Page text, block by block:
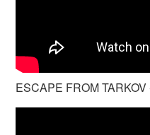
ESCAPE FROM